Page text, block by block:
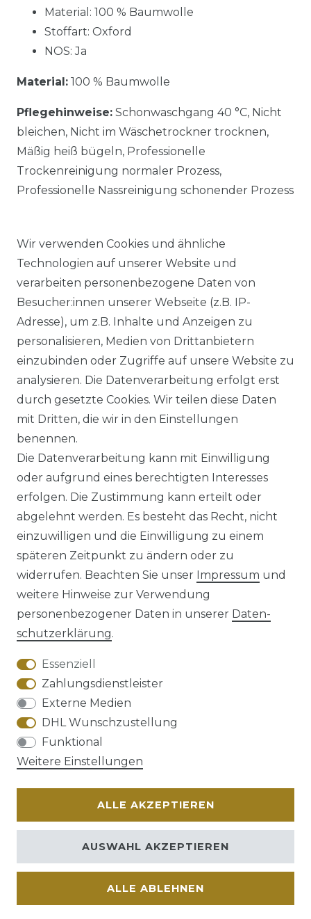
Material: 100 % Baumwolle
Stoffart: Oxford
NOS: Ja
Material: 100 % Baumwolle
Pflegehinweise: Schonwaschgang 40 °C, Nicht
bleichen, Nicht im Wäschetrockner trocknen,
Mäßig heiß bügeln, Professionelle
Trockenreinigung normaler Prozess,
Professionelle Nassreinigung schonender Prozess
Ähnlicher Artikel
CASAMODA - Casual Fit Hemd
(126130280)
UVP 39,99 €
ab 34,99 € *
Impressum Daten­schutz­erklärung
AGB Barrierefreiheitserklärung
Widerrufs­recht
© Copyright 2026 | Alle Rechte vorbehalten.
Wir verwenden Cookies und ähnliche
Technologien auf unserer Website und
verarbeiten personenbezogene Daten von
Besucher:innen unserer Webseite (z.B. IP-
Adresse), um z.B. Inhalte und Anzeigen zu
personalisieren, Medien von Drittanbietern
einzubinden oder Zugriffe auf unsere Website zu
analysieren. Die Datenverarbeitung erfolgt erst
durch gesetzte Cookies. Wir teilen diese Daten
mit Dritten, die wir in den Einstellungen
benennen.
Die Datenverarbeitung kann mit Einwilligung
oder aufgrund eines berechtigten Interesses
erfolgen. Die Zustimmung kann erteilt oder
abgelehnt werden. Es besteht das Recht, nicht
einzuwilligen und die Einwilligung zu einem
späteren Zeitpunkt zu ändern oder zu
widerrufen. Beachten Sie unser Impressum und
weitere Hinweise zur Verwendung
personenbezogener Daten in unserer Daten­
schutz­erklärung.
Essenziell
Zahlungsdienstleister
Externe Medien
DHL Wunschzustellung
Funktional
Weitere Einstellungen
ALLE AKZEPTIEREN
ALLE ABLEHNEN
AUSWAHL AKZEPTIEREN